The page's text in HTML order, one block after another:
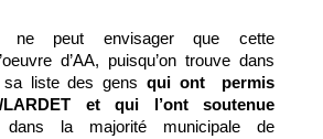
ne peut envisager que cette
d’AA, puisqu’on trouve dans
liste des gens qui ont permis
et qui l’ont soutenue
dans la majorité municipale de